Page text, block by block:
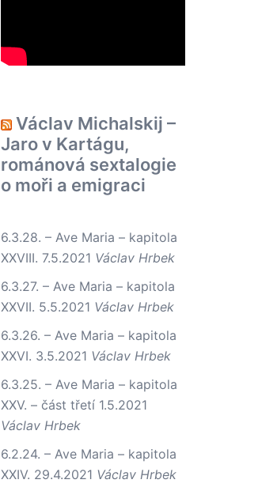
Václav Michalskij –
Jaro v Kartágu,
románová sextalogie
o moři a emigraci
6.3.28. – Ave Maria – kapitola
XXVIII. 7.5.2021 Václav Hrbek
6.3.27. – Ave Maria – kapitola
XXVII. 5.5.2021 Václav Hrbek
6.3.26. – Ave Maria – kapitola
XXVI. 3.5.2021 Václav Hrbek
6.3.25. – Ave Maria – kapitola
XXV. – část třetí 1.5.2021
Václav Hrbek
6.2.24. – Ave Maria – kapitola
XXIV. 29.4.2021 Václav Hrbek